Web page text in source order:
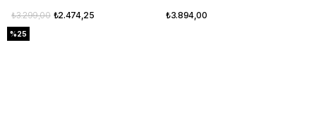
₺2.474,25
₺3.299,00
%25
₺3.894,00